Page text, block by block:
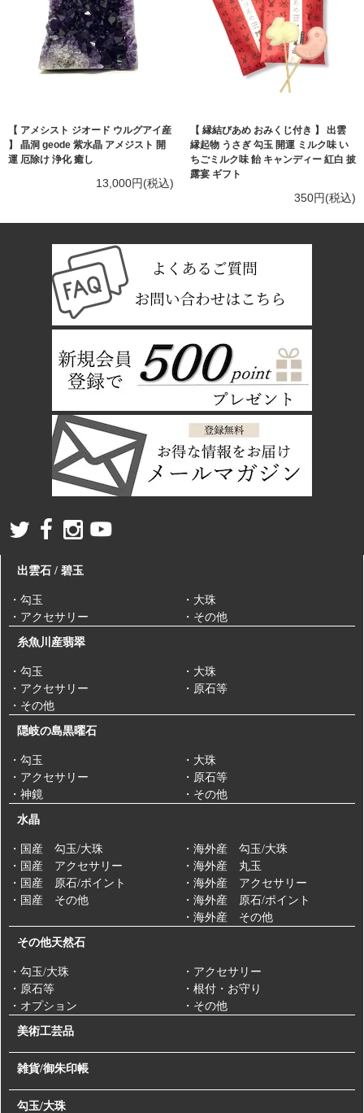
【 アメシスト ジオード ウルグアイ産
】 晶洞 geode 紫水晶 アメジスト 開
運 厄除け 浄化 癒し
13,000円(税込)
【 縁結びあめ おみくじ付き 】 出雲
縁起物 うさぎ 勾玉 開運 ミルク味 い
ちごミルク味 飴 キャンディー 紅白 披
露宴 ギフト
350円(税込)
出雲石 / 碧玉
・勾玉
・大珠
・アクセサリー
・その他
糸魚川産翡翠
・勾玉
・大珠
・アクセサリー
・原石等
・その他
隠岐の島黒曜石
・勾玉
・大珠
・アクセサリー
・原石等
・神鏡
・その他
水晶
・国産 勾玉/大珠
・海外産 勾玉/大珠
・国産 アクセサリー
・海外産 丸玉
・国産 原石/ポイント
・海外産 アクセサリー
・国産 その他
・海外産 原石/ポイント
・海外産 その他
その他天然石
・勾玉/大珠
・アクセサリー
・原石等
・根付・お守り
・オプション
・その他
美術工芸品
雑貨/御朱印帳
勾玉/大珠